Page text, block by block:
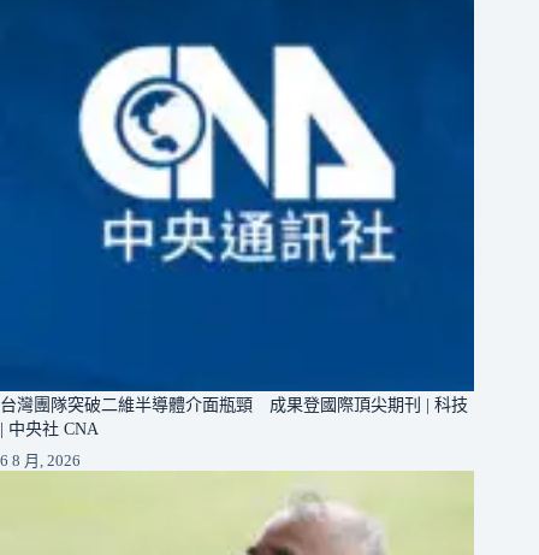
台灣團隊突破二維半導體介面瓶頸 成果登國際頂尖期刊 | 科技
| 中央社 CNA
6 8 月, 2026